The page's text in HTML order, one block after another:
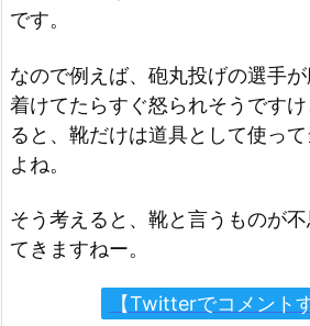
です。
なので例えば、砲丸投げの選手
着けてたらすぐ怒られそうです
ると、靴だけは道具として使っ
よね。
そう考えると、靴と言うものが
てきますねー。
【Twitterでコメント